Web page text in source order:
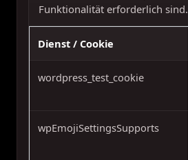
Funktionalität erforderlich sind.
Dienst / Cookie
wordpress_test_cookie
wpEmojiSettingsSupports